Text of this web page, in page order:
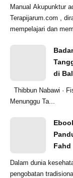
Manual Akupunktur adalah aplikasi premium orisinal dari Azdah |
Terapijarum.com ,
mempelajari dan
di
Menunggu Ta...
Fahd
Dalam dunia
pengobatan